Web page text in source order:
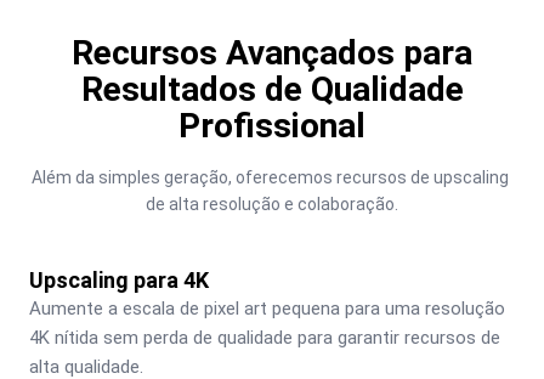
Recursos Avançados para
Resultados de Qualidade
Profissional
Além da simples geração, oferecemos recursos de upscaling
de alta resolução e colaboração.
Upscaling para 4K
Aumente a escala de pixel art pequena para uma resolução
4K nítida sem perda de qualidade para garantir recursos de
alta qualidade.